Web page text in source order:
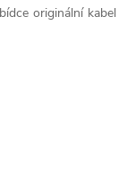
originální kabel